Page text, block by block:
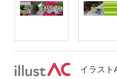
イラスト